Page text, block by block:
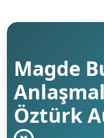
Magde
Öztürk